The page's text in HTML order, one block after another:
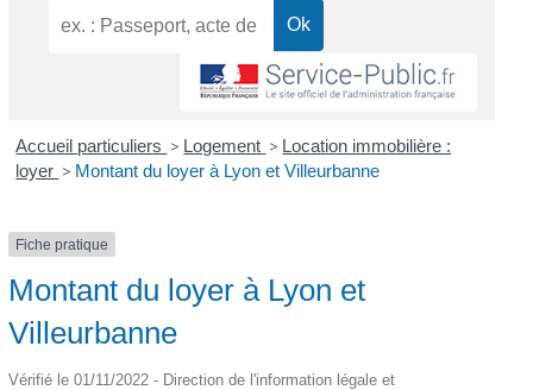
Accueil particuliers > Logement > Location immobilière :
loyer > Montant du loyer à Lyon et Villeurbanne
Fiche pratique
Montant du loyer à Lyon et
Villeurbanne
Vérifié le 01/11/2022 - Direction de l'information légale et